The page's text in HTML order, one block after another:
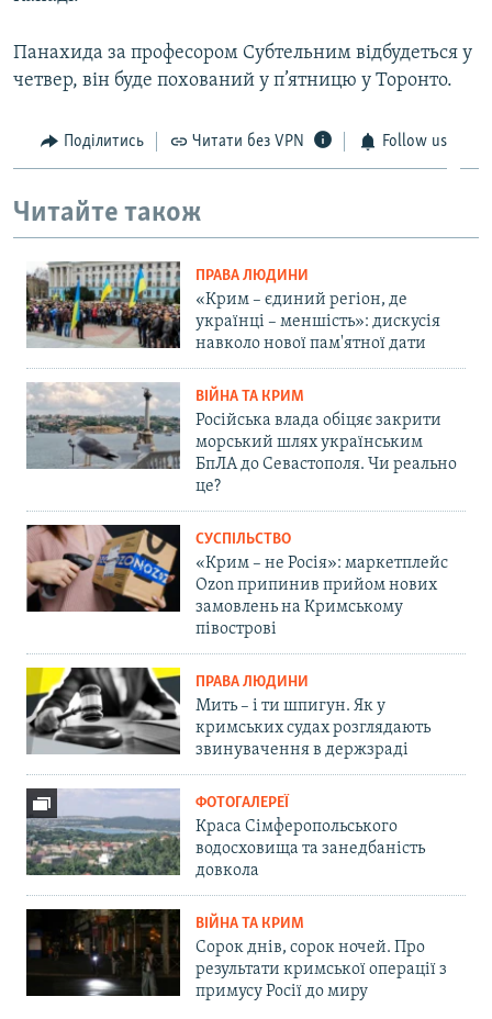
Панахида за професором Субтельним відбудеться у
четвер, він буде похований у п’ятницю у Торонто.
Поділитись Читати без VPN Follow us
Читайте також
ПРАВА ЛЮДИНИ
«Крим – єдиний регіон, де
українці – меншість»: дискусія
навколо нової пам'ятної дати
ВІЙНА ТА КРИМ
Російська влада обіцяє закрити
морський шлях українським
БпЛА до Севастополя. Чи реально
це?
СУСПІЛЬСТВО
«Крим – не Росія»: маркетплейс
Ozon припинив прийом нових
замовлень на Кримському
півострові
ПРАВА ЛЮДИНИ
Мить – і ти шпигун. Як у
кримських судах розглядають
звинувачення в держзраді
ФОТОГАЛЕРЕЇ
Краса Сімферопольського
водосховища та занедбаність
довкола
ВІЙНА ТА КРИМ
Сорок днів, сорок ночей. Про
результати кримської операції з
примусу Росії до миру